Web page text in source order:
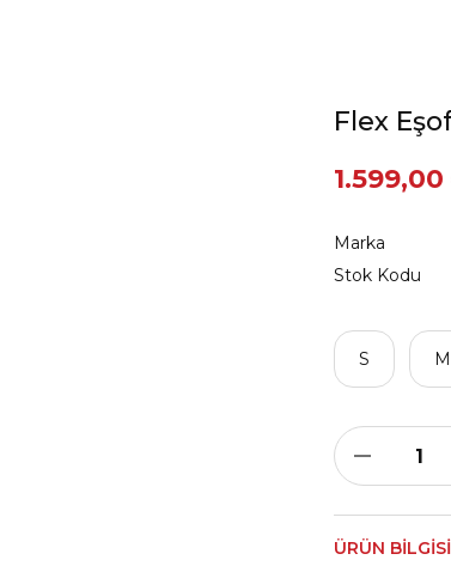
Flex
Marka
Stok Kodu
S M
ÜRÜN BILGISI